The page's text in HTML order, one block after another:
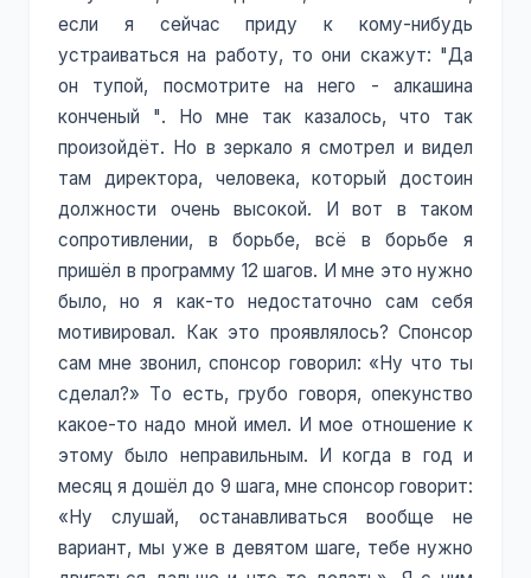
если я сейчас приду к кому-нибудь
устраиваться на работу, то они скажут: "Да
он тупой, посмотрите на него - алкашина
конченый ". Но мне так казалось, что так
произойдёт. Но в зеркало я смотрел и видел
там директора, человека, который достоин
должности очень высокой. И вот в таком
сопротивлении, в борьбе, всё в борьбе я
пришёл в программу 12 шагов. И мне это нужно
было, но я как-то недостаточно сам себя
мотивировал. Как это проявлялось? Спонсор
сам мне звонил, спонсор говорил: «Ну что ты
сделал?» То есть, грубо говоря, опекунство
какое-то надо мной имел. И мое отношение к
этому было неправильным. И когда в год и
месяц я дошёл до 9 шага, мне спонсор говорит:
«Ну слушай, останавливаться вообще не
вариант, мы уже в девятом шаге, тебе нужно